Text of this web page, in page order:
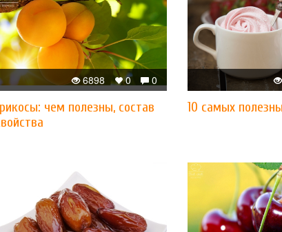
0
0
6898
чем полезны, состав
10 самых